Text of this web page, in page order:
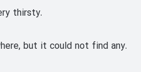
thirsty.
but it could not find any.